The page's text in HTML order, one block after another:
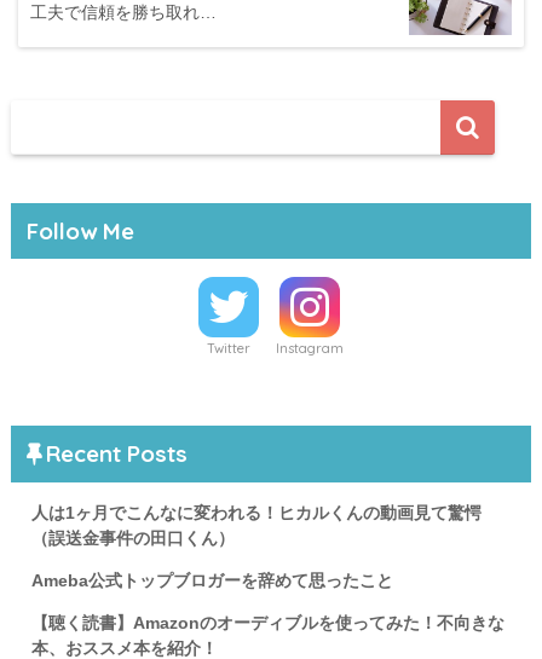
工夫で信頼を勝ち取れ…
Follow Me
Twitter Instagram
Recent Posts
人は1ヶ月でこんなに変われる！ヒカルくんの動画見て驚愕
（誤送金事件の田口くん）
Ameba公式トップブロガーを辞めて思ったこと
【聴く読書】Amazonのオーディブルを使ってみた！不向きな
本、おススメ本を紹介！